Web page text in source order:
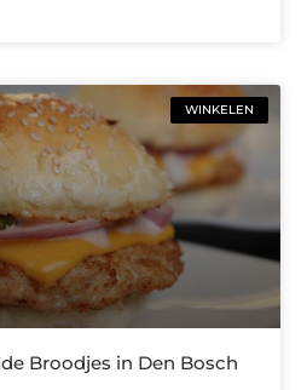
WINKELEN
Broodjes in Den Bosch